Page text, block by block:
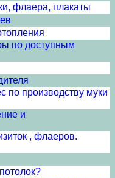
флаера, плакаты
по доступным
по производству муки
и
, флаеров.